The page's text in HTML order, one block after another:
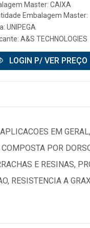
Master: CAIXA
Embalagem Master:
UNIPEGA
A&S TECHNOLOGIES
LOGIN P/ VER PREÇO
EM
POR
E RESINAS,
RESISTENCIA A